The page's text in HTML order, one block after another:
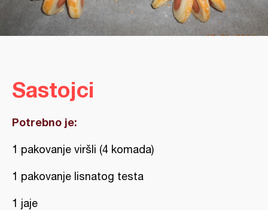
Sastojci
Potrebno je:
1 pakovanje viršli (4 komada)
1 pakovanje lisnatog testa
1 jaje